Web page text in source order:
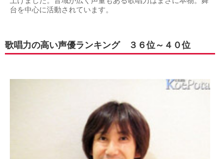
台を中心に活動されています。
歌唱力の高い声優ランキング ３６位～４０位